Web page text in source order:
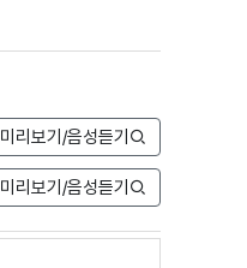
미리보기/음성듣기
미리보기/음성듣기